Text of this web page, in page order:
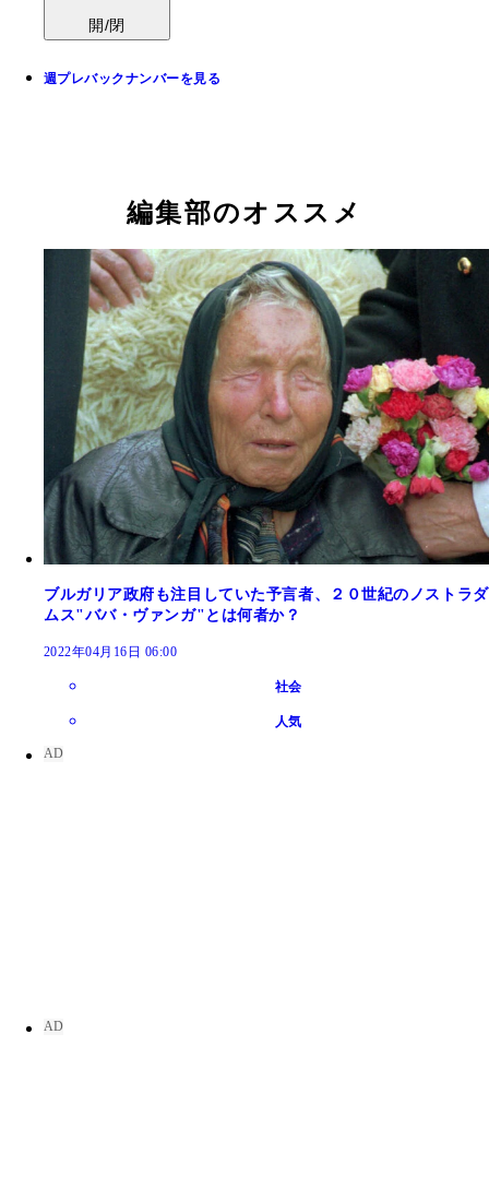
開/閉
週プレバックナンバーを見る
編集部のオススメ
ブルガリア政府も注目していた予言者、２０世紀のノストラダ
ムス"ババ・ヴァンガ"とは何者か？
2022年04月16日 06:00
社会
人気